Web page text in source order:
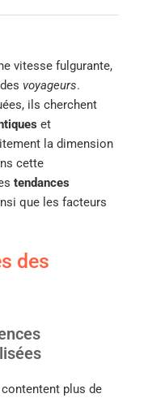
vitesse fulgurante,
voyageurs.
ils cherchent
et
la dimension
cette
tendances
que les facteurs
des
contentent plus de